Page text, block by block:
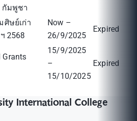
กัมพูชา
ษย์เก่า
2568
Now –
26/9/2025
Expired
Grants
15/9/2025
–
15/10/2025
Expired
International College